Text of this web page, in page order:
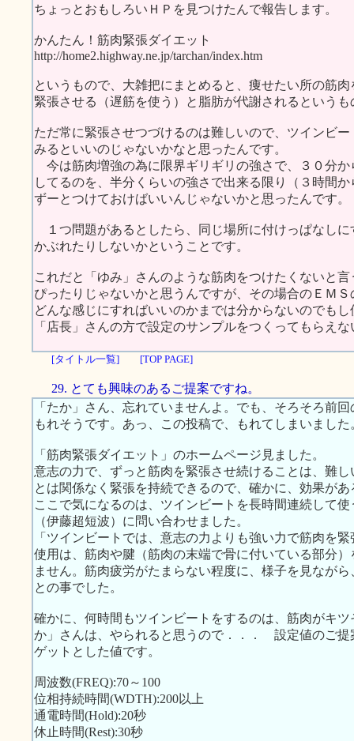
ちょっとおもしろいＨＰを見つけたんで報告します。
かんたん！筋肉緊張ダイエット
http://home2.highway.ne.jp/tarchan/index.htm
というもので、大雑把にまとめると、痩せたい所の筋肉
緊張させる（遅筋を使う）と脂肪が代謝されるというも
ただ常に緊張させつづけるのは難しいので、ツインビー
みるといいのじゃないかなと思ったんです。
今は筋肉増強の為に限界ギリギリの強さで、３０分か
してるのを、半分くらいの強さで出来る限り（３時間
ずーとつけておけばいいんじゃないかと思ったんです。
１つ問題があるとしたら、同じ場所に付けっぱなしに
かぶれたりしないかということです。
これだと「ゆみ」さんのような筋肉をつけたくないと言
ぴったりじゃないかと思うんですが、その場合のＥＭＳ
どんな感じにすればいいのかまでは分からないのでも
「店長」さんの方で設定のサンプルをつくってもらえ
[タイトル一覧] [TOP PAGE]
29. とても興味のあるご提案ですね。
「たか」さん、忘れていませんよ。でも、そろそろ前
もれそうです。あっ、この投稿で、もれてしまいました
「筋肉緊張ダイエット」のホームページ見ました。
意志の力で、ずっと筋肉を緊張させ続けることは、難
とは関係なく緊張を持続できるので、確かに、効果が
ここで気になるのは、ツインビートを長時間連続して
（伊藤超短波）に問い合わせました。
「ツインビートでは、意志の力よりも強い力で筋肉を
使用は、筋肉や腱（筋肉の末端で骨に付いている部分
ません。筋肉疲労がたまらない程度に、様子を見なが
との事でした。
確かに、何時間もツインビートをするのは、筋肉がキ
か」さんは、やられると思うので．．． 設定値のご提
ゲットとした値です。
周波数(FREQ):70～100
位相持続時間(WDTH):200以上
通電時間(Hold):20秒
休止時間(Rest):30秒